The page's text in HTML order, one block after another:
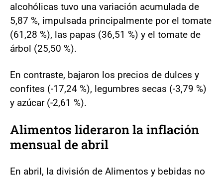
alcohólicas tuvo una variación acumulada de
5,87 %, impulsada principalmente por el tomate
(61,28 %), las papas (36,51 %) y el tomate de
árbol (25,50 %).
En contraste, bajaron los precios de dulces y
confites (-17,24 %), legumbres secas (-3,79 %)
y azúcar (-2,61 %).
Alimentos lideraron la inflación
mensual de abril
En abril, la división de Alimentos y bebidas no